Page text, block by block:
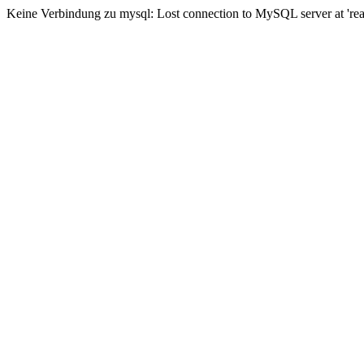
Keine Verbindung zu mysql: Lost connection to MySQL server at